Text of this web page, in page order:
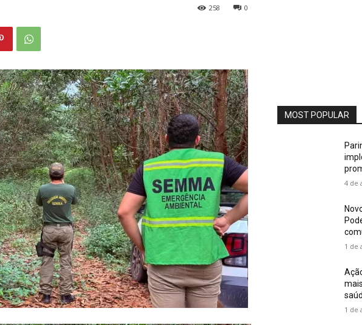
0
258
MOST POPULAR
4 de
1 de
1 de